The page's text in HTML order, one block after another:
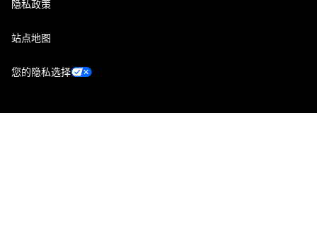
隐私政策
站点地图
您的隐私选择